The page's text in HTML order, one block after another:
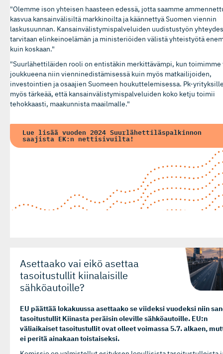
"Olemme ison yhteisen haasteen edessä, jotta saamme
kasvua kansainvälisiltä markkinoilta ja käännettyä Suomen viennin
laskusuunnan. Kansainvälistymispalveluiden uudistustyön
tarvitaan elinkeinoelämän ja ministeriöiden välistä yhteistyötä
kuin koskaan."
"Suurlähettiläiden rooli on entistäkin merkittävämpi, kun toimimme
joukkueena niin vienninedistämisessä kuin myös matkailijoiden,
investointien ja osaajien Suomeen houkuttelemisessa. Pk-
myös tärkeää, että kansainvälistymispalveluiden koko ketju toimii
tehokkaasti, maakunnista maailmalle."
Lue lisää vuoden 2024 Suurlähettiläspalkinnon
saajista EK:n nettisivuilta!
Asettaako vai eikö asettaa
tasoitustullit kiinalaisille
sähköautoille?
EU päättää lokakuussa asettaako se viideksi vuodeksi niin
tasoitustullit Kiinasta peräisin oleville sähköautoille. EU:n
väliaikaiset tasoitustullit ovat olleet voimassa 5.7. alkaen,
ei peritä ainakaan toistaiseksi.